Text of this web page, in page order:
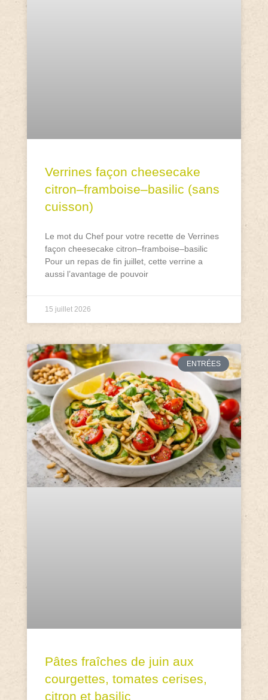
Verrines façon cheesecake
citron–framboise–basilic (sans
cuisson)
Le mot du Chef pour votre recette de Verrines
façon cheesecake citron–framboise–basilic
Pour un repas de fin juillet, cette verrine a
aussi l’avantage de pouvoir
15 juillet 2026
ENTRÉES
Pâtes fraîches de juin aux
courgettes, tomates cerises,
citron et basilic